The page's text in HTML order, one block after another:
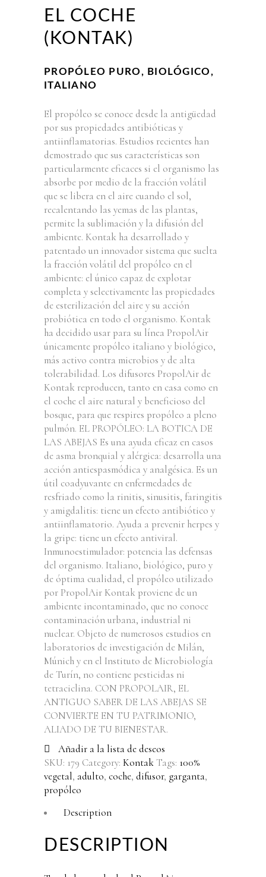
EL COCHE
(KONTAK)
PROPÓLEO PURO, BIOLÓGICO,
ITALIANO
El propóleo se conoce desde la antigüedad
por sus propiedades antibióticas y
antiinflamatorias. Estudios recientes han
demostrado que sus características son
particularmente eficaces si el organismo las
absorbe por medio de la fracción volátil
que se libera en el aire cuando el sol,
recalentando las yemas de las plantas,
permite la sublimación y la difusión del
ambiente. Kontak ha desarrollado y
patentado un innovador sistema que suelta
la fracción volátil del propóleo en el
ambiente: el único capaz de explotar
completa y selectivamente las propiedades
de esterilización del aire y su acción
probiótica en todo el organismo. Kontak
ha decidido usar para su línea PropolAir
únicamente propóleo italiano y biológico,
más activo contra microbios y de alta
tolerabilidad. Los difusores PropolAir de
Kontak reproducen, tanto en casa como en
el coche el aire natural y beneficioso del
bosque, para que respires propóleo a pleno
pulmón. EL PROPÓLEO: LA BOTICA DE
LAS ABEJAS Es una ayuda eficaz en casos
de asma bronquial y alérgica: desarrolla una
acción antiespasmódica y analgésica. Es un
útil coadyuvante en enfermedades de
resfriado como la rinitis, sinusitis, faringitis
y amigdalitis: tiene un efecto antibiótico y
antiinflamatorio. Ayuda a prevenir herpes y
la gripe: tiene un efecto antiviral.
Inmunoestimulador: potencia las defensas
del organismo. Italiano, biológico, puro y
de óptima cualidad, el propóleo utilizado
por PropolAir Kontak proviene de un
ambiente incontaminado, que no conoce
contaminación urbana, industrial ni
nuclear. Objeto de numerosos estudios en
laboratorios de investigación de Milán,
Múnich y en el Instituto de Microbiología
de Turín, no contiene pesticidas ni
tetraciclina. CON PROPOLAIR, EL
ANTIGUO SABER DE LAS ABEJAS SE
CONVIERTE EN TU PATRIMONIO,
ALIADO DE TU BIENESTAR.
Añadir a la lista de deseos
SKU: 179 Category: KontakTags: 100%
vegetal, adulto, coche, difusor, garganta,
propóleo
Description
DESCRIPTION